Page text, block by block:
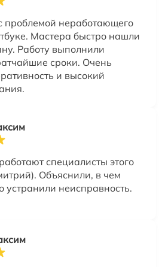
проблемой неработающего
Мастера быстро нашли
Работу выполнили
сроки. Очень
и высокий
специалисты этого
Объяснили, в чем
устранили неисправность.